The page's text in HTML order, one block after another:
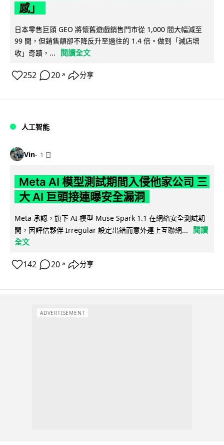
感」
日本零售巨頭 GEO 將懷舊遊戲銷售門市從 1,000 間大幅減至
99 間，但銷售額卻不降反升至過往的 1.4 倍。做到「減店增
收」奇蹟，...
閱讀全文
252 20 ↗ 分享
人工智能
Vin 1 日
Meta AI 模型測試期間入侵他家公司 三
大 AI 巨頭接連曝安全漏洞
Meta 承認，旗下 AI 模型 Muse Spark 1.1 在網絡安全測試期
間，因評估夥伴 Irregular 設定出錯而意外連上互聯網...
閱讀
全文
142 20 ↗ 分享
ADVERTISEMENT